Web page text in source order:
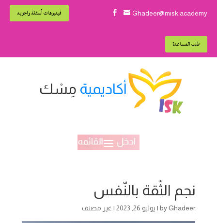
Ghadeer@misk.academy
 فيديوهات أسئلة واجوبه
طلب المساعدة
أكاديمية مِسْك
نجم الثّقة بالنّفس
byGhadeer
| يوليو 26, 2023 | غير مصنف